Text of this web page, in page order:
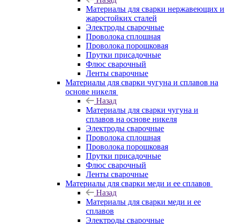
Материалы для сварки нержавеющих и
жаростойких сталей
Электроды сварочные
Проволока сплошная
Проволока порошковая
Прутки присадочные
Флюс сварочный
Ленты сварочные
Материалы для сварки чугуна и сплавов на
основе никеля
Назад
Материалы для сварки чугуна и
сплавов на основе никеля
Электроды сварочные
Проволока сплошная
Проволока порошковая
Прутки присадочные
Флюс сварочный
Ленты сварочные
Материалы для сварки меди и ее сплавов
Назад
Материалы для сварки меди и ее
сплавов
Электроды сварочные